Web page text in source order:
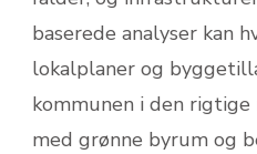
baserede analyser kan
lokalplaner og
kommunen i den
med grønne byrum og